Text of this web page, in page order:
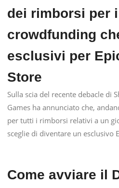
dei rimborsi per
crowdfunding
esclusivi per
Store
Sulla scia del recente debacle di
Games ha annunciato che,
per tutti i rimborsi relativi a un
sceglie di diventare un esclusivo
Come avviare il